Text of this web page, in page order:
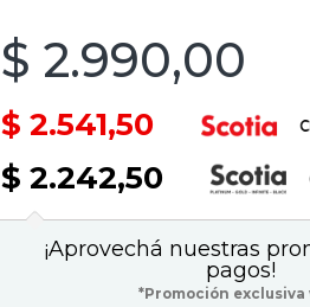
$ 2.990,00
$ 2.541,50
$ 2.242,50
¡Aprovechá nuestras
pagos!
*Promoción exclusiva